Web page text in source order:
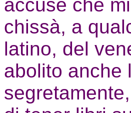
accuse che
chissà, a
latino, del
abolito anche